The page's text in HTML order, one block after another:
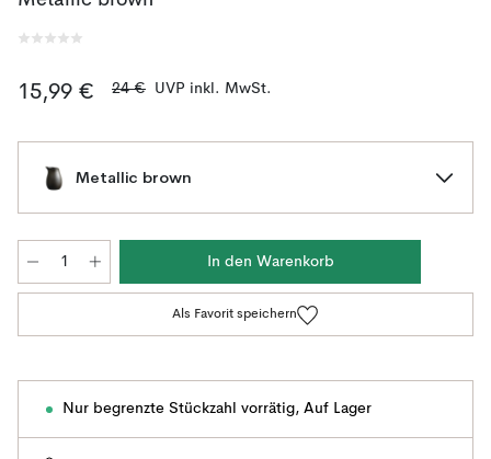
15,99 € 24 € UVP inkl. MwSt.
Metallic brown
In den Warenkorb
Als Favorit speichern
Nur begrenzte Stückzahl vorrätig, Auf Lager